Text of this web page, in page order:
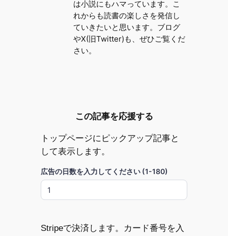
は小説にもハマっています。こ
れからも読書の楽しさを発信し
ていきたいと思います。ブログ
やX(旧Twitter)も、ぜひご覧くだ
さい。
この記事を応援する
トップページにピックアップ記事と
して表示します。
広告の日数を入力してください (1-180)
Stripeで決済します。カード番号を入